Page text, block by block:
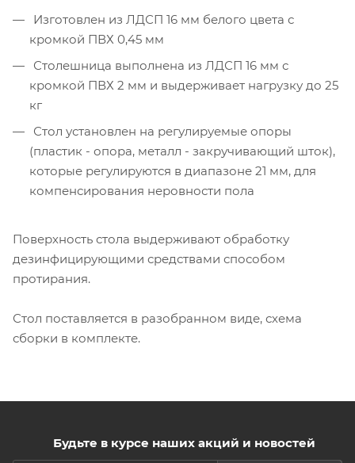
Изготовлен из ЛДСП 16 мм белого цвета с
кромкой ПВХ 0,45 мм
Столешница выполнена из ЛДСП 16 мм с
кромкой ПВХ 2 мм и выдерживает нагрузку до 25
кг
Стол установлен на регулируемые опоры
(пластик - опора, металл - закручивающий шток),
которые регулируются в диапазоне 21 мм, для
компенсирования неровности пола
Поверхность стола выдерживают обработку
дезинфицирующими средствами способом
протирания.
Стол поставляется в разобранном виде, схема
сборки в комплекте.
Будьте в курсе наших акций и новостей